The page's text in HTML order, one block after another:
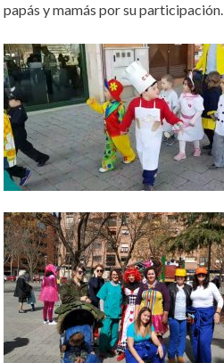
papás y mamás por su participación.